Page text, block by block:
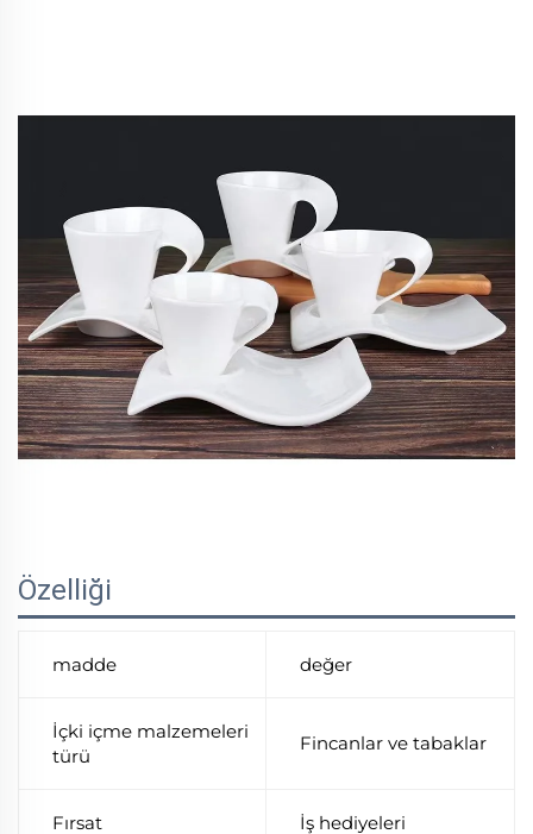
Özelliği
madde değer
İçki içme malzemeleri
türü
Fincanlar ve tabaklar
Fırsat İş hediyeleri